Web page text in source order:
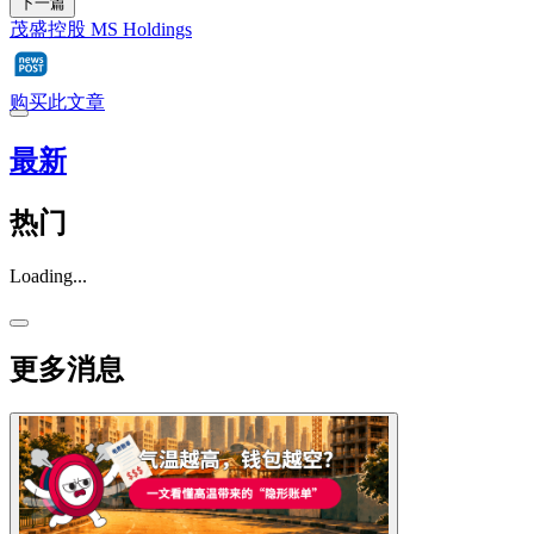
茂盛控股 MS Holdings
购买此文章
最新
热门
Loading...
更多消息